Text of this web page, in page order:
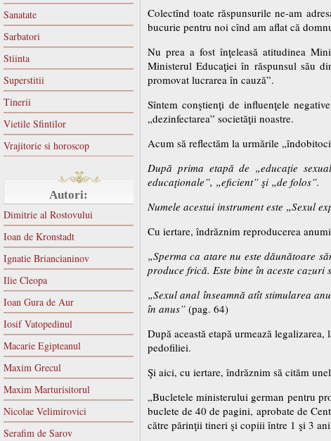
Sanatate
Sarbatori
Stiinta
Superstitii
Tinerii
Vietile Sfintilor
Vrajitorie si horoscop
Autori:
Dimitrie al Rostovului
Ioan de Kronstadt
Ignatie Briancianinov
Ilie Cleopa
Ioan Gura de Aur
Iosif Vatopedinul
Macarie Egipteanul
Maxim Grecul
Maxim Marturisitorul
Nicolae Velimirovici
Serafim de Sarov
Colectînd toate răspunsurile ne-am
bucurie pentru noi cînd am aflat că
Nu prea a fost înţeleasă atitudinea
Ministerul Educaţiei în răspunsul său
promovat lucrarea în cauză”.
Sîntem conştienţi de influenţele
„dezinfectarea” societăţii noastre.
Acum să reflectăm la urmările
După prima etapă de „educaţie
educaţionale”, „eficient” şi „de folos”.
Numele acestui instrument este „Sexul
Cu iertare, îndrăznim reproducerea
„Sperma ca atare nu este dăunătoare
produce frică. Este bine în aceste cazuri
„Sexul anal înseamnă atît stimularea
în anus” (pag. 64)
După această etapă urmează
pedofiliei.
Şi aici, cu iertare, îndrăznim să cităm
„Bucletele ministerului german pentru
buclete de 40 de pagini, aprobate de
către părinţii tineri şi copiii între 1 şi 3